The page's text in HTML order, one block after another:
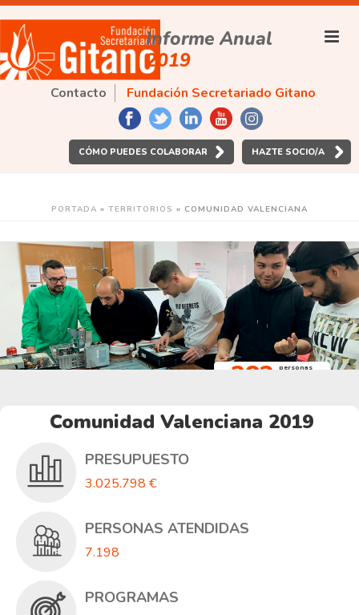
Informe Anual
2019
Contacto Fundación Secretariado Gitano
CÓMO PUEDES COLABORAR HAZTE SOCIO/A
PORTADA » TERRITORIOS » COMUNIDAD VALENCIANA
283 personas
Comunidad Valenciana 2019
PRESUPUESTO
3.025.798 €
PERSONAS ATENDIDAS
7.198
PROGRAMAS